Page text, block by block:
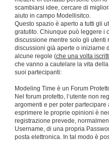
scambiarsi idee, cercare di
aiuto in campo Modellisitco.
Questo spazio è aperto a tutti gli
gratutito. Chiunque può leggere i
discussione mentre solo gli
discussioni già aperte o iniziarne
alcune regole (che una volta
che vanno a cautelare la vita
suoi partecipanti:
Modeling Time è un Forum
Nel forum protetto, l’utente non
argomenti e per poter
esprimere le proprie opinioni è
registrazione prevede,
Username, di una propria
posta elettronica. In tal modo è